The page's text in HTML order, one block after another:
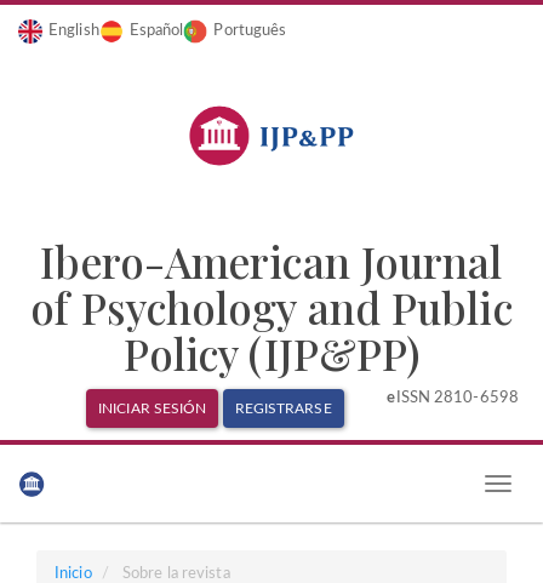
English Español Português
Ibero-American Journal
of Psychology and Public
Policy (IJP&PP)
INICIAR SESIÓN REGISTRARSE
e ISSN 2810-6598
Barra
Toggle
Inicio Sobre la revista